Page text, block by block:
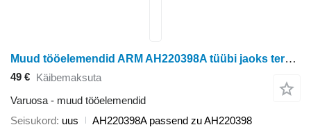
Muud tööelemendid ARM AH220398A tüübi jaoks teraviljakombaini John Deere W540 W550 W650 W660 9570 STS 9670 STS 9770 STS 9870
49 € Käibemaksuta
Varuosa - muud tööelemendid
Seisukord uus
AH220398A passend zu AH220398